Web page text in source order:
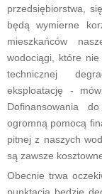
przedsiębiorstwa,
będą wymierne
mieszkańców
wodociągi, które nie
technicznej
eksploatację -
Dofinansowania
ogromną pomocą
pitnej z naszych
są zawsze
Obecnie trwa